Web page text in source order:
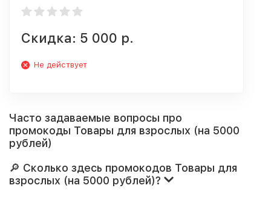
Скидка: 5 000 р.
Не действует
Часто задаваемые вопросы про
промокоды Товары для взрослых (на 5000
рублей)
🔎 Сколько здесь промокодов Товары для
взрослых (на 5000 рублей)?